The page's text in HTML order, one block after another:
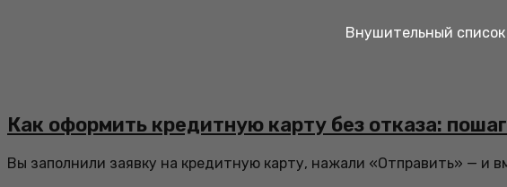
Внушительный
Как оформить кредитную карту без отказа:
Вы заполнили заявку на кредитную карту, нажали «Отправить» — и